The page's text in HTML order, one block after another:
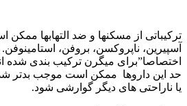
ترکیباتی از مسکنها و ضد التهابها
آسپیرین، ناپروکسن، بروفن،
اختصاصا”برای میگرن ترکیب بندی شده
حد این داروها ممکن است موجب بدتر
یا ناراحتی های دیگر گوارشی شود.